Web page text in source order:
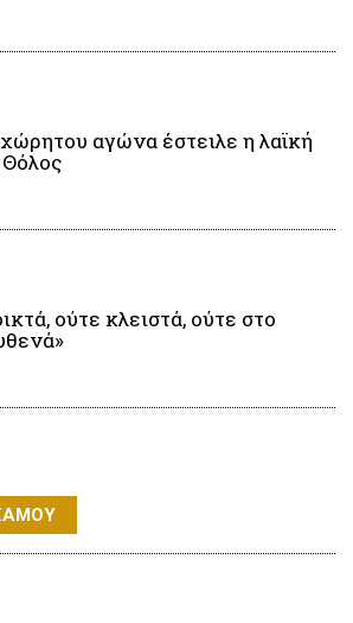
αγώνα έστειλε η λαϊκή
ούτε κλειστά, ούτε στο